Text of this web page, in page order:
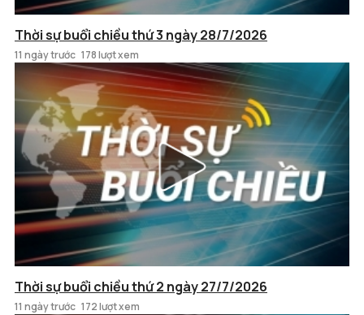
Thời sự buổi chiều thứ 3 ngày 28/7/2026
11 ngày trước 178 lượt xem
Thời sự buổi chiều thứ 2 ngày 27/7/2026
11 ngày trước 172 lượt xem